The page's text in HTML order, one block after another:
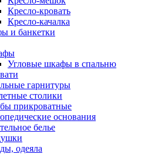
Кресло-кровать
Кресло-качалка
и банкетки
Угловые шкафы в спальню
гарнитуры
столики
прикроватные
основания
белье
одеяла